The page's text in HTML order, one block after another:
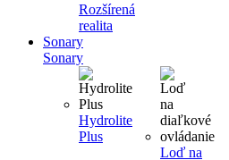
Rozšírená
realita
Sonary
Sonary
Hydrolite
Plus
Loď na